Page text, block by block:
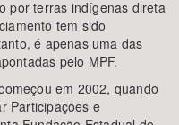
BUSCAR
por terras indígenas direta
tem sido
é apenas uma das
pelo MPF.
em 2002, quando
Participações e